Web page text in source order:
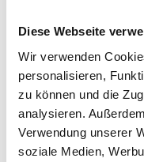
Diese Webseite
Wir verwenden
personalisieren,
zu können und die
analysieren.
Verwendung unserer
soziale Medien,
Erläuterungen und die
Letztere durften die
Bischof Rudolf sie
St. Peter persönlich